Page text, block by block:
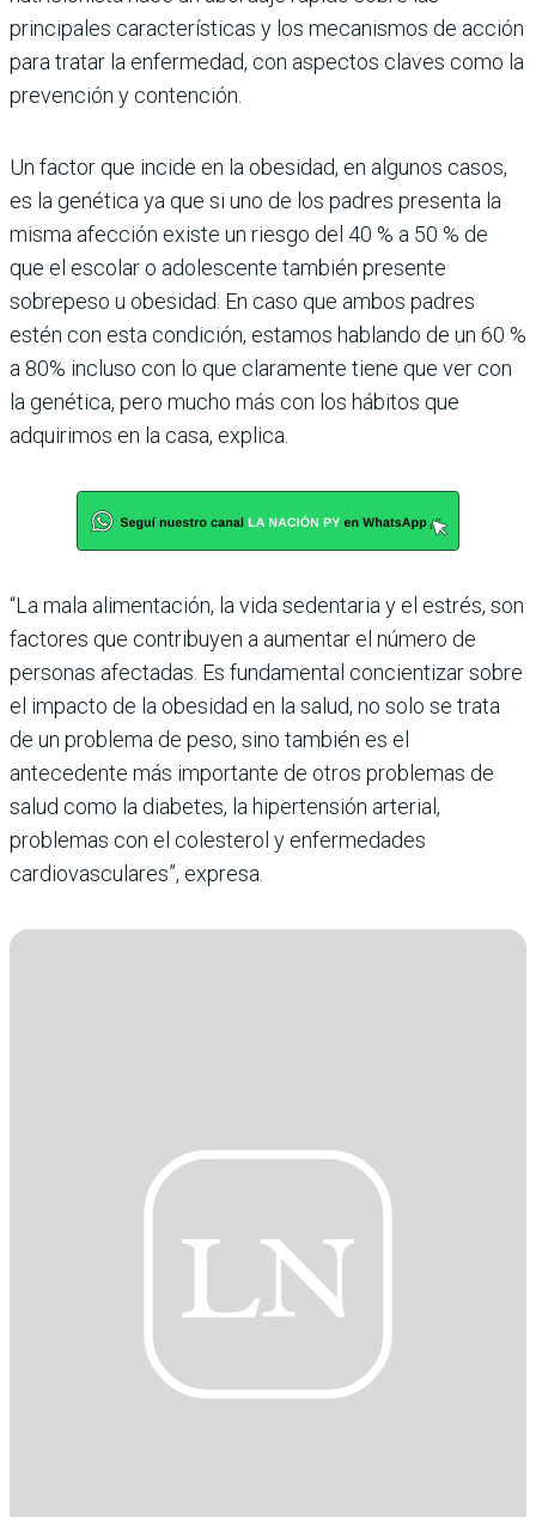
principales características y los mecanismos de acción
para tratar la enfermedad, con aspectos claves como la
prevención y contención.
Un factor que incide en la obesidad, en algunos casos,
es la genética ya que si uno de los padres presenta la
misma afección existe un riesgo del 40 % a 50 % de
que el escolar o adolescente también presente
sobrepeso u obesidad. En caso que ambos padres
estén con esta condición, estamos hablando de un 60 %
a 80% incluso con lo que claramente tiene que ver con
la genética, pero mucho más con los hábitos que
adquirimos en la casa, explica.
“La mala alimentación, la vida sedentaria y el estrés, son
factores que contribuyen a aumentar el número de
personas afectadas. Es fundamental concientizar sobre
el impacto de la obesidad en la salud, no solo se trata
de un problema de peso, sino también es el
antecedente más importante de otros problemas de
salud como la diabetes, la hipertensión arterial,
problemas con el colesterol y enfermedades
cardiovasculares”, expresa.